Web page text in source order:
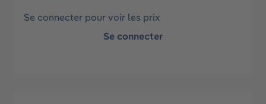
Se connecter pour voir les prix
Se connecter